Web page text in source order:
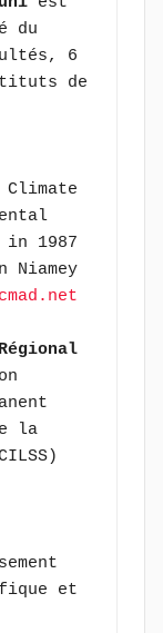
du
6
de
in 1987
Niamey
la
et